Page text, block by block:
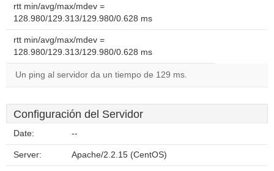
rtt min/avg/max/mdev =
128.980/129.313/129.980/0.628 ms
rtt min/avg/max/mdev =
128.980/129.313/129.980/0.628 ms
Un ping al servidor da un tiempo de 129 ms.
Configuración del Servidor
Date: --
Server: Apache/2.2.15 (CentOS)